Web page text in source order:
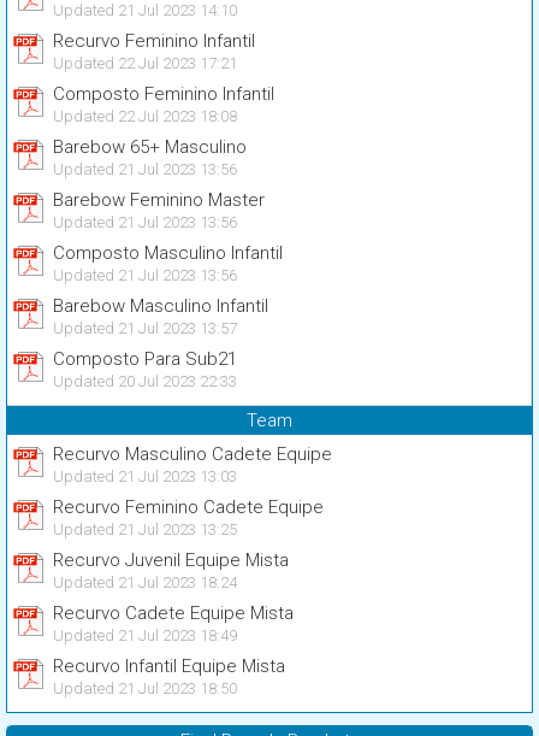
Updated 21 Jul 2023 14:10
Recurvo Feminino Infantil
Updated 22 Jul 2023 17:21
Composto Feminino Infantil
Updated 22 Jul 2023 18:08
Barebow 65+ Masculino
Updated 21 Jul 2023 13:56
Barebow Feminino Master
Updated 21 Jul 2023 13:56
Composto Masculino Infantil
Updated 21 Jul 2023 13:56
Barebow Masculino Infantil
Updated 21 Jul 2023 13:57
Composto Para Sub21
Updated 20 Jul 2023 22:33
Team
Recurvo Masculino Cadete Equipe
Updated 21 Jul 2023 13:03
Recurvo Feminino Cadete Equipe
Updated 21 Jul 2023 13:25
Recurvo Juvenil Equipe Mista
Updated 21 Jul 2023 18:24
Recurvo Cadete Equipe Mista
Updated 21 Jul 2023 18:49
Recurvo Infantil Equipe Mista
Updated 21 Jul 2023 18:50